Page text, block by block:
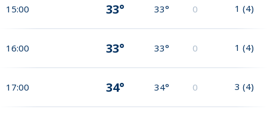
15:00 33° 33° 0 1 (4)
16:00 33° 33° 0 1 (4)
17:00 34° 34° 0 3 (4)